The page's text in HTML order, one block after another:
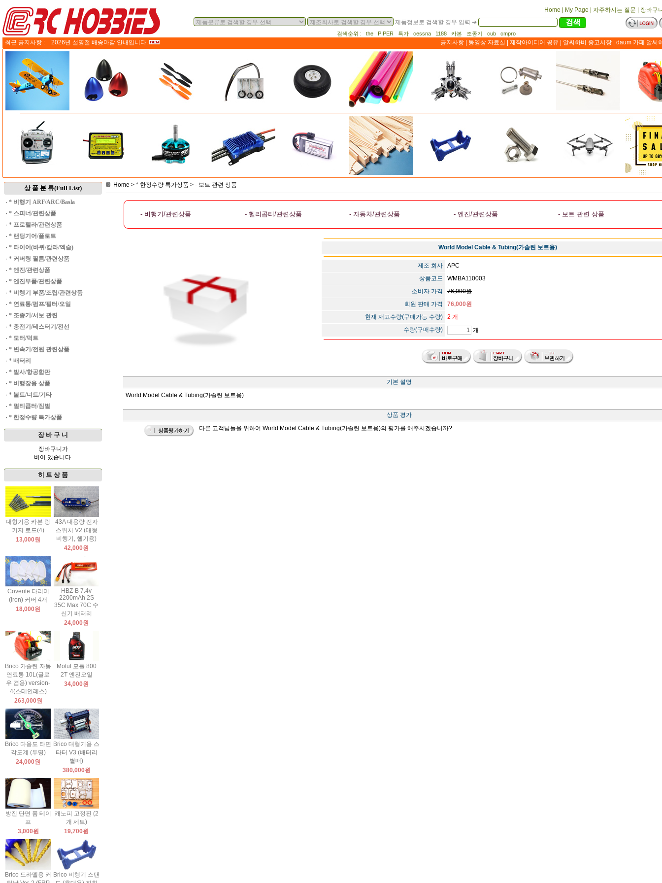
Home My Page 자주하시는 질문
장바구
제품정보로 검색할 경우 입력 ➔
검색순위 : the PIPER 특가 cessna 1188 카본 조종기 cub cmpro
최근 공지사항 : 2026년 설명절 배송마감 안내입니다. 공지사항 동영상 자료실 제작아이디어 공유 알씨하비 중고시장 daum 카페 알씨
상 품 분 류(Full List)
· * 비행기 ARF/ARC/Basla
· * 스피너/관련상품
· * 프로펠라/관련상품
· * 랜딩기어/플로트
· * 타이어(바퀴/칼라/엑슬)
· * 커버링 필름/관련상품
· * 엔진/관련상품
· * 엔진부품/관련상품
· * 비행기 부품/조립/관련상품
· * 연료통/펌프/필터/오일
· * 조종기/서보 관련
· * 충전기/테스터기/전선
· * 모터/덕트
· * 변속기/전원 관련상품
· * 배터리
· * 발사/항공합판
· * 비행장용 상품
· * 볼트/너트/기타
· * 멀티콥터/짐벌
· * 한정수량 특가상품
장 바 구 니
장바구니가
비어 있습니다.
히 트 상 품
대형기용 카본 링
키지 로드(4)
13,000원
43A 대용량 전자
스위치 V2 (대형
비행기, 헬기용)
42,000원
Coverite 다리미
(iron) 커버 4개
18,000원
HBZ-B 7.4v
2200mAh 2S
35C Max 70C 수
신기 배터리
24,000원
Brico 가솔린 자동
연료통 10L(글로
우 겸용) version-
4(스테인레스)
263,000원
Motul 모튤 800
2T 엔진오일
34,000원
Brico 다용도 타면
각도계 (투명)
24,000원
Brico 대형기용 스
타터 V3 (배터리
별매)
380,000원
방진 단면 폼 테이
프
3,000원
캐노피 고정핀 (2
개 세트)
19,700원
Brico 드라멜용 커
Brico 비행기 스탠
Home > * 한정수량 특가상품 > - 보트 관련 상품
- 비행기/관련상품 - 헬리콥터/관련상품 - 자동차/관련상품 - 엔진/관련상품 - 보트 관련 상품
World Model Cable & Tubing(가솔린 보트용)
제조 회사
APC
상품코드
WMBA110003
소비자 가격
76,000원
회원 판매 가격
76,000원
현재 재고수량(구매가능 수량)
2 개
수량(구매수량)
개
기본 설명
World Model Cable & Tubing(가솔린 보트용)
상품 평가
다른 고객님들을 위하여 World Model Cable & Tubing(가솔린 보트용)의 평가를 해주시겠습니까?